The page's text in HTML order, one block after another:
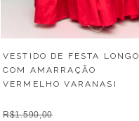
VESTIDO DE FESTA LONGO
COM AMARRAÇÃO
VERMELHO VARANASI
R$1.590,00